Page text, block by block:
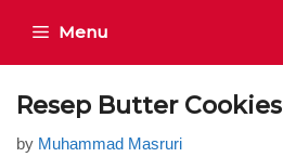
content
Menu
Resep Butter Cookies
by Muhammad Masruri